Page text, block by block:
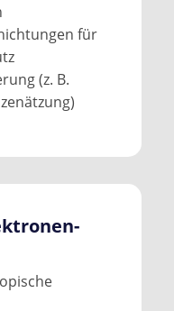
für
(z. B.